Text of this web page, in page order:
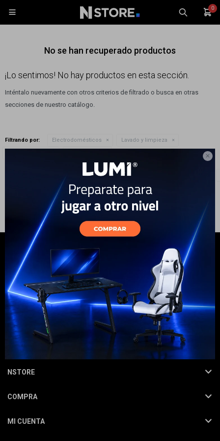

0

No se han recuperado productos
¡Lo sentimos! No hay productos en esta sección.
Inténtalo nuevamente con otros criterios de filtrado o busca en otras
secciones de nuestro catálogo.
Filtrando por: Electrodomésticos
Lavado y limpieza
Electrodomésticos
NEWSLETTER
¡Suscribite y recibí todas nuestras novedades!
SUSCRIBIRME
NSTORE
COMPRA
MI CUENTA
Electrodomésticos
Hogar
Movilidad
Marcas
Wearables
Accesorios
Monitores
Gaming